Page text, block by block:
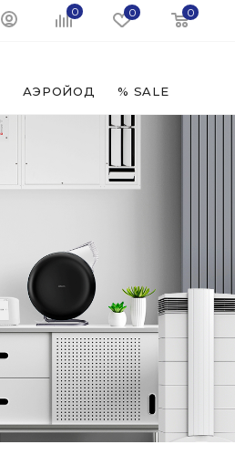
0 0 0
АЭРОЙОД % SALE